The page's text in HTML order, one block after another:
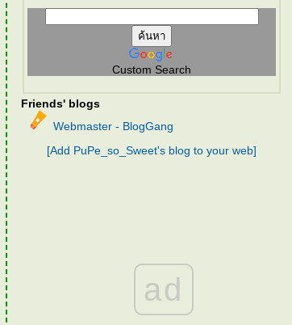
Custom Search
Friends' blogs
Webmaster - BlogGang
[Add PuPe_so_Sweet's blog to your web]
ad